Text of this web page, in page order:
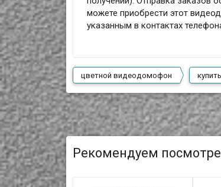
можете приобрести этот
указанным в контактах
цветной видеодомофон
Рекомендуем